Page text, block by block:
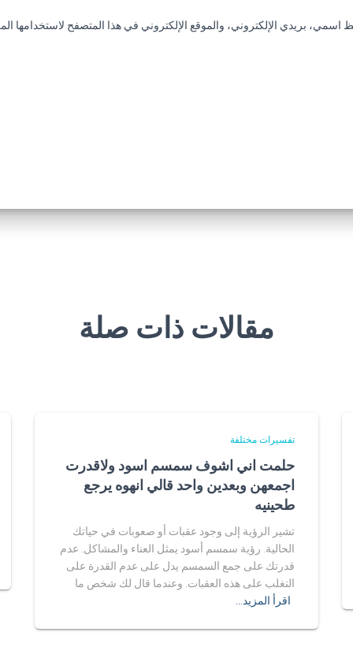
اسمي، بريدي الإلكتروني، والموقع الإلكتروني في هذا المتصفح لاستخدامها
مقالات ذات صلة
تفسيرات مختلفة
حلمت اني اشوف سمسم اسود ولاقدرت
اجمعهن وبعدين واحد قالي انهوه يرجع
طحينيه
تشير الرؤية إلى وجود عقبات أو صعوبات في حياتك
الحالية. رؤية سمسم أسود يمثل العناء والمشاكل. عدم
قدرتك على جمع السمسم يدل على عدم القدرة على
التغلب على هذه العقبات. وعندما قال لك شخص ما
اقرأ المزيد…